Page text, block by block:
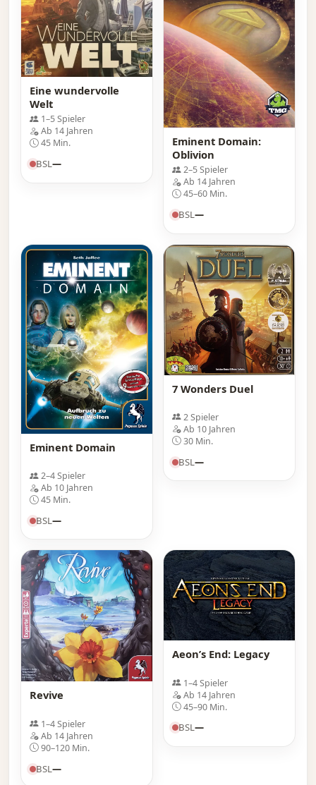
Eine wundervolle
Welt
1–5 Spieler
Ab 14 Jahren
45 Min.
BSL—
Eminent Domain:
Oblivion
2–5 Spieler
Ab 14 Jahren
45–60 Min.
BSL—
Eminent Domain
2–4 Spieler
Ab 10 Jahren
45 Min.
BSL—
7 Wonders Duel
2 Spieler
Ab 10 Jahren
30 Min.
BSL—
Revive
1–4 Spieler
Ab 14 Jahren
90–120 Min.
BSL—
Aeon’s End: Legacy
1–4 Spieler
Ab 14 Jahren
45–90 Min.
BSL—